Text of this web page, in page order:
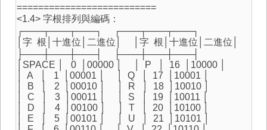
==========================
<1.4> 字根排列與編碼：
┌───┬───┬───┐ ┌───┬───┬───┐
│字 根│十進位│二進位│ │字 根│十進位│二進位│
├───┼───┼───┤ ├───┼───┼───┤
│SPACE │ 0 │00000 │ │ P │ 16 │10000 │
│ A │ 1 │00001 │ │ Q │ 17 │10001 │
│ B │ 2 │00010 │ │ R │ 18 │10010 │
│ C │ 3 │00011 │ │ S │ 19 │10011 │
│ D │ 4 │00100 │ │ T │ 20 │10100 │
│ E │ 5 │00101 │ │ U │ 21 │10101 │